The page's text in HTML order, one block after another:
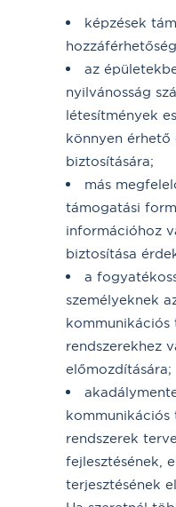
képzések
az
nyilvánosság
létesítmények
könnyen érhető
biztosítására;
más
támogatási
információhoz
biztosítása
a
személyeknek
kommunikációs
rendszerekhez
előmozdítására;
kommunikációs
rendszerek
fejlesztésének,
terjesztésének